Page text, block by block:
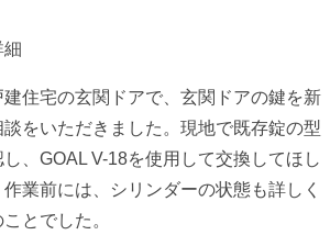
細
住宅の玄関ドアで、玄関ドアの鍵を新
をいただきました。現地で既存錠の型
、GOAL V-18を使用して交換してほし
業前には、シリンダーの状態も詳しく
とでした。